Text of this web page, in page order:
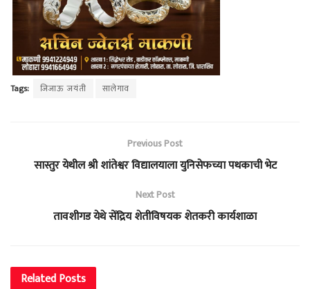
Tags: जिजाऊ जयंती सालेगाव
Previous Post
सास्तुर येथील श्री शांतेश्वर विद्यालयाला युनिसेफच्या पथकाची भेट
Next Post
तावशीगड येथे सेंद्रिय शेतीविषयक शेतकरी कार्यशाळा
RelatedPosts